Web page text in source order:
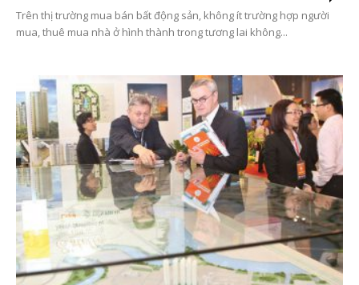
Trên thị trường mua bán bất động sản, không ít trường hợp người
mua, thuê mua nhà ở hình thành trong tương lai không...